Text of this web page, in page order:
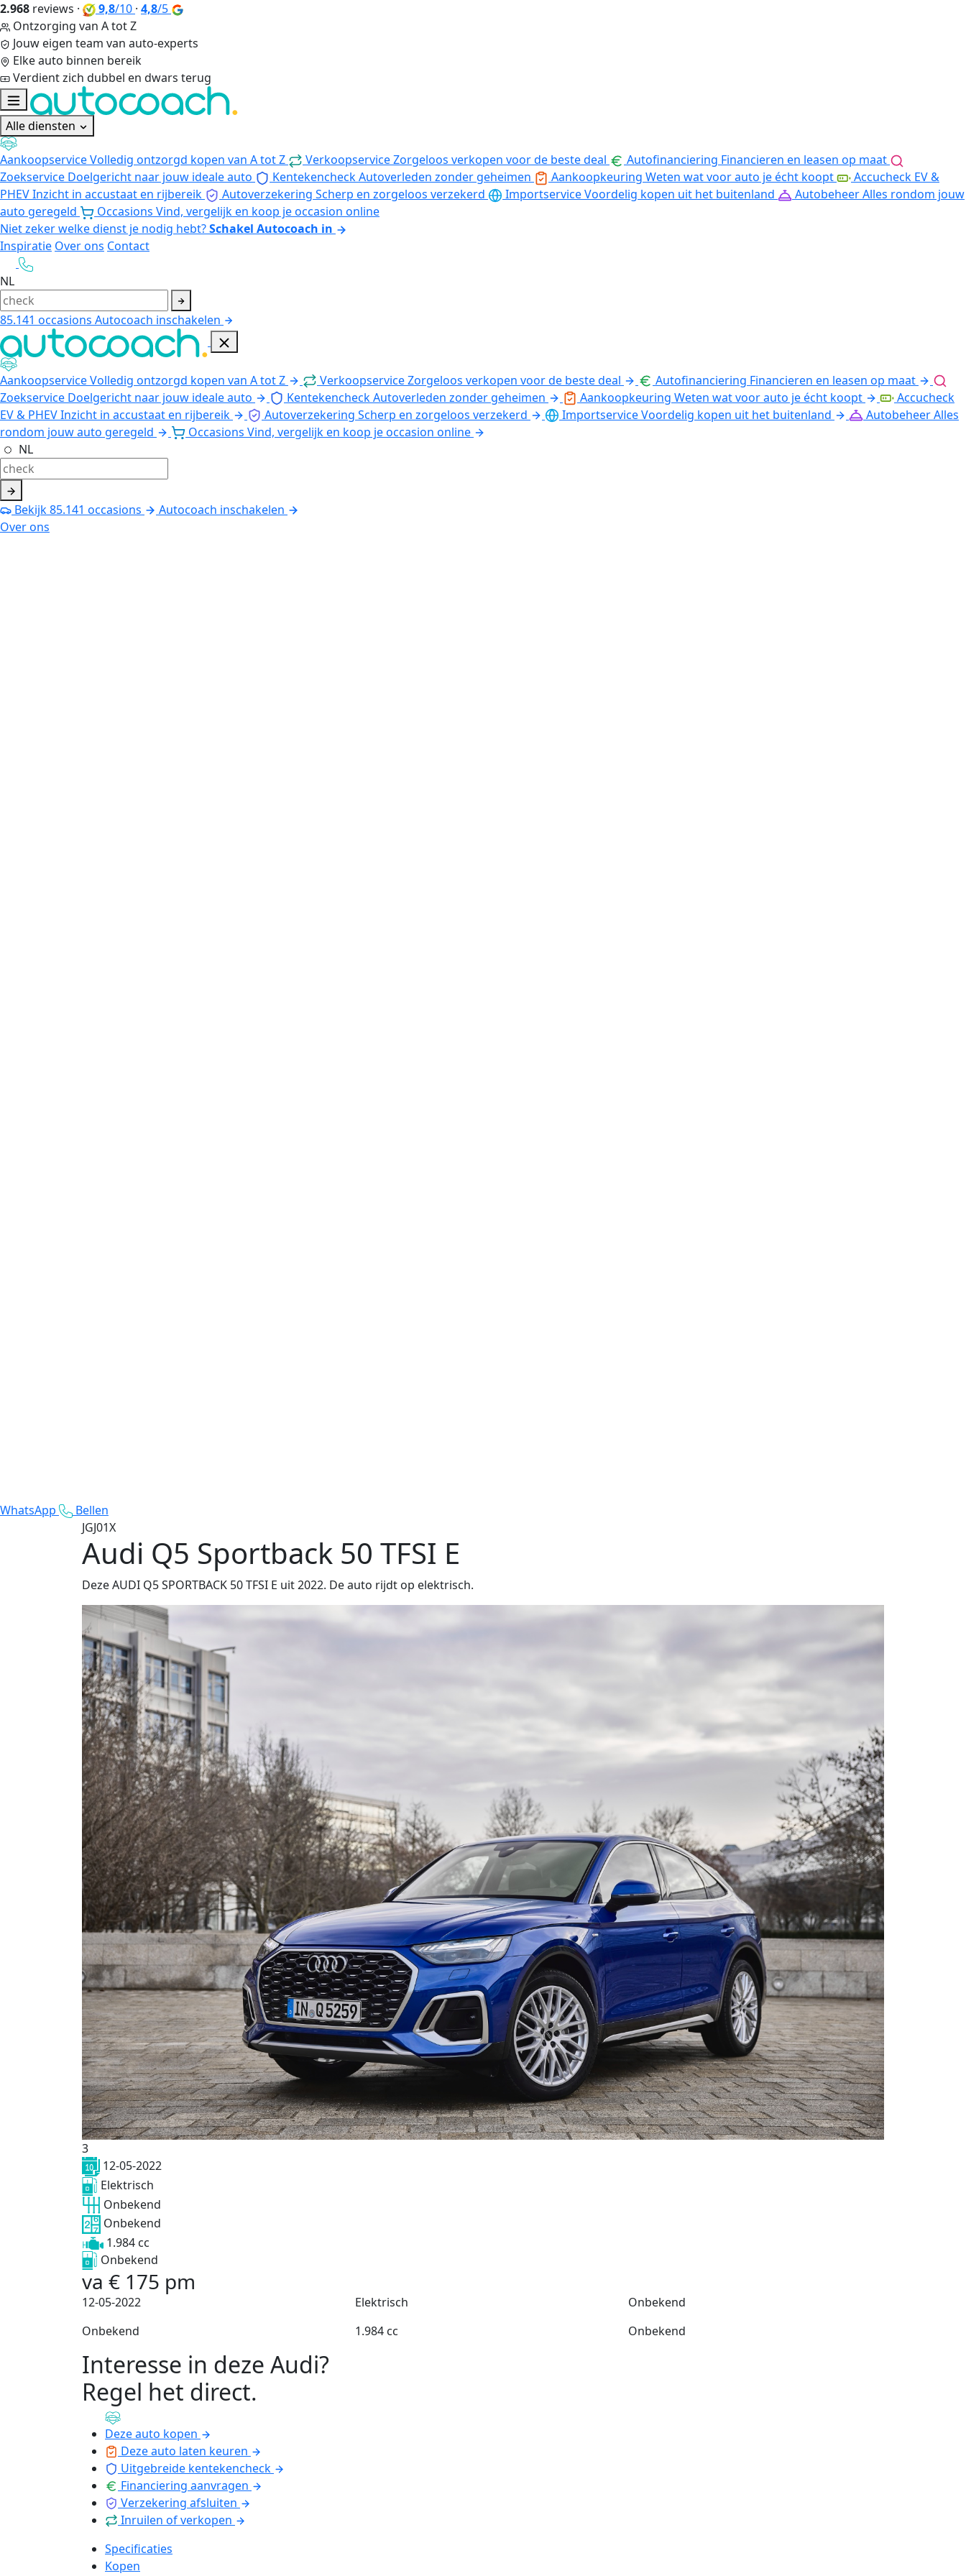
2.968 reviews · 9,8/10 · 4,8/5
Ontzorging van A tot Z
Jouw eigen team van auto-experts
Elke auto binnen bereik
Verdient zich dubbel en dwars terug
Alle diensten
AankoopserviceVolledig ontzorgd kopen van A tot Z VerkoopserviceZorgeloos verkopen voor de beste deal Autofinanciering Financieren en leasen op maat
Zoekservice Doelgericht naar jouw ideale auto KentekencheckAutoverleden zonder geheimen Aankoopkeuring Weten wat voor auto je écht koopt
Accucheck EV &
PHEVInzicht in accustaat en rijbereik Autoverzekering Scherp en zorgeloos verzekerd ImportserviceVoordelig kopen uit het buitenland AutobeheerAlles rondom jouw
auto geregeld
Occasions Vind, vergelijk en koop je occasion online
Niet zeker welke dienst je nodig hebt?Schakel Autocoach in
Inspiratie Over ons Contact
NL
85.141 occasions Autocoach inschakelen
AankoopserviceVolledig ontzorgd kopen van A tot Z VerkoopserviceZorgeloos verkopen voor de beste deal Autofinanciering Financieren en leasen op maat
Zoekservice Doelgericht naar jouw ideale auto KentekencheckAutoverleden zonder geheimen Aankoopkeuring Weten wat voor auto je écht koopt
Accucheck
EV & PHEVInzicht in accustaat en rijbereik Autoverzekering Scherp en zorgeloos verzekerd ImportserviceVoordelig kopen uit het buitenland AutobeheerAlles
rondom jouw auto geregeld
Occasions Vind, vergelijk en koop je occasion online
NL
Bekijk85.141 occasions
Autocoach inschakelen
Over ons
WhatsApp
Bellen
JGJ01X
Audi Q5 Sportback 50 TFSI E
Deze AUDI Q5 SPORTBACK 50 TFSI E uit 2022. De auto rijdt op elektrisch.
3
12-05-2022
Elektrisch
Onbekend
Onbekend
1.984 cc
Onbekend
va € 175 pm
12-05-2022 Elektrisch
Onbekend
Onbekend
1.984 cc Onbekend
Interesse in deze Audi?
Regel het direct.
Deze auto kopen
Deze auto laten keuren
Uitgebreide kentekencheck
Financiering aanvragen
Verzekering afsluiten
Inruilen of verkopen
Specificaties
Kopen